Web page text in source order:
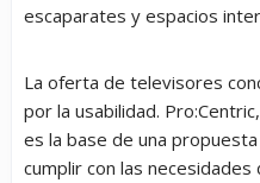
escaparates y espacios
La oferta de televisores
por la usabilidad.
es la base de una
cumplir con las